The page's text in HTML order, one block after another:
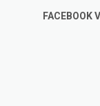
FACEBOOK